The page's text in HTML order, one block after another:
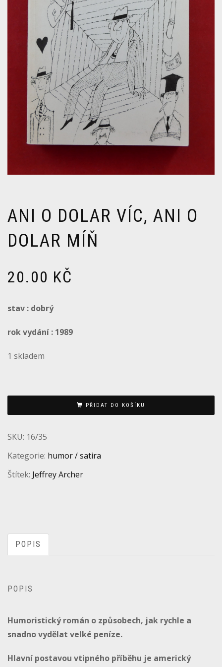
ANI O DOLAR VÍC, ANI O
DOLAR MÍŇ
20.00 KČ
stav : dobrý
rok vydání : 1989
1 skladem
PŘIDAT DO KOŠÍKU
SKU: 16/35
Kategorie: humor / satira
Štítek: Jeffrey Archer
POPIS
POPIS
Humoristický román o způsobech, jak rychle a
snadno vydělat velké peníze.
Hlavní postavou vtipného příběhu je americký